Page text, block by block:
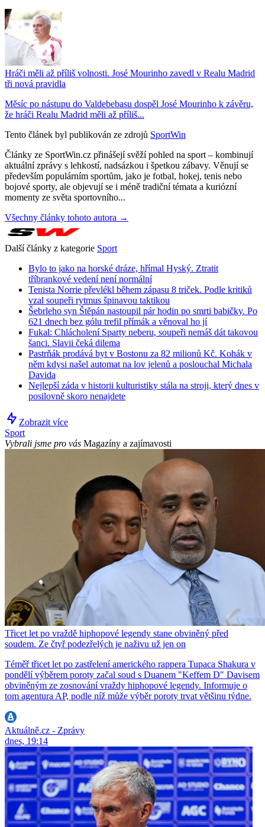
Hráči měli až příliš volnosti. José Mourinho zavedl v Realu Madrid
tři nová pravidla
Měsíc po nástupu do Valdebebasu dospěl José Mourinho k závěru,
že hráči Realu Madrid měli až příliš...
Tento článek byl publikován ze zdrojů SportWin
Články ze SportWin.cz přinášejí svěží pohled na sport – kombinují
aktuální zprávy s lehkostí, nadsázkou i špetkou zábavy. Věnují se
především populárním sportům, jako je fotbal, hokej, tenis nebo
bojové sporty, ale objevují se i méně tradiční témata a kuriózní
momenty ze světa sportovního...
Všechny články tohoto autora →
Další články z kategorie Sport
Bylo to jako na horské dráze, hřímal Hyský. Ztratit
tříbrankové vedení není normální
Tenista Norrie převlékl během zápasu 8 triček. Podle kritiků
vzal soupeři rytmus špinavou taktikou
Šebrleho syn Štěpán nastoupil pár hodin po smrti babičky. Po
621 dnech bez gólu trefil přímák a věnoval ho jí
Fukal: Chlácholení Sparty neberu, soupeři nemáš dát takovou
šanci. Slavii čeká dilema
Pastrňák prodává byt v Bostonu za 82 milionů Kč. Kohák v
něm kdysi našel automat na lov jelenů a poslouchal Michala
Davida
Nejlepší záda v historii kulturistiky stála na stroji, který dnes v
posilovně skoro nenajdete
Zobrazit více
Sport
Vybrali jsme pro vás Magazíny a zajímavosti
Třicet let po vraždě hiphopové legendy stane obviněný před
soudem. Ze čtyř podezřelých je naživu už jen on
Téměř třicet let po zastřelení amerického rappera Tupaca Shakura v
pondělí výběrem poroty začal soud s Duanem "Keffem D" Davisem
obviněným ze zosnování vraždy hiphopové legendy. Informuje o
tom agentura AP, podle níž může výběr poroty trvat většinu týdne.
Aktuálně.cz - Zprávy
dnes, 19:14